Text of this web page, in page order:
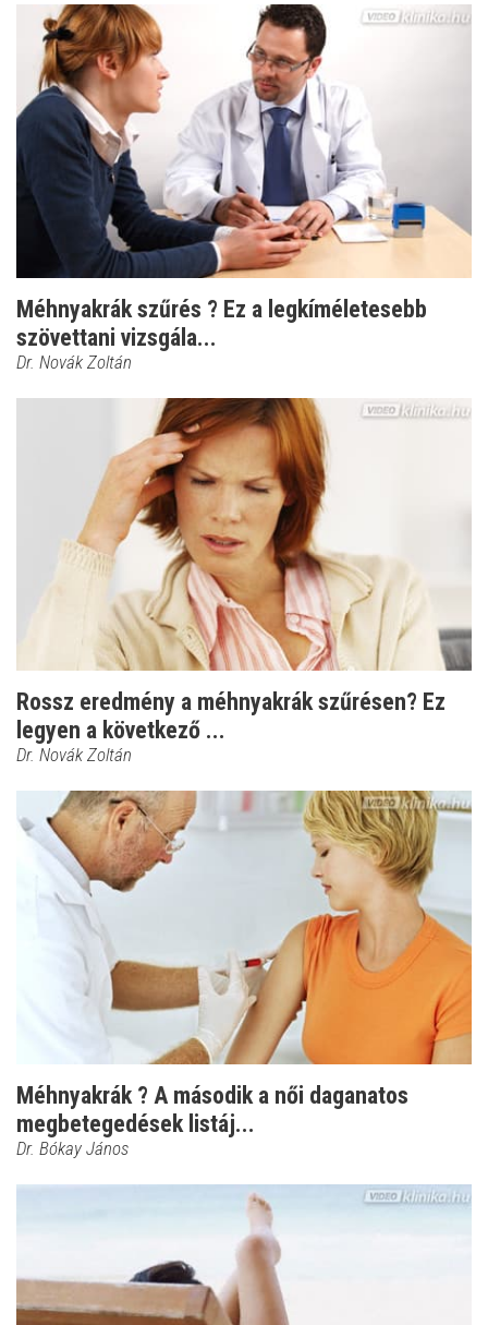
Méhnyakrák szűrés ? Ez a legkíméletesebb
szövettani vizsgála...
Dr. Novák Zoltán
Rossz eredmény a méhnyakrák szűrésen? Ez
legyen a következő ...
Dr. Novák Zoltán
Méhnyakrák ? A második a női daganatos
megbetegedések listáj...
Dr. Bókay János